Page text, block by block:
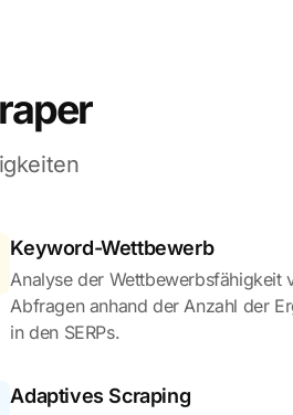
Keyword-Wettbewerb
Analyse der Wettbewerbsfähigkeit
Abfragen anhand der Anzahl der
in den SERPs.
Adaptives Scraping